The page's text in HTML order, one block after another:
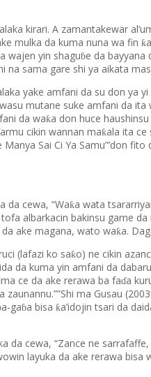
kirari. A zamantakewar
mulka da kuma nuna wa fin ƙ
wajen yin shaguɓe da bayyana
na sama gare shi ya aikata
yake amfani da su don ya yi
mutane suke amfani da ita
da waƙa don huce
cikin wannan maƙala ita ce
Sai Ci Ya Samu”’don
a da cewa, “Waƙa wata
albarkacin bakinsu game da
ake magana, wato waƙa.
(lafazi ko saƙo) ne cikin
da kuma yin amfani da
ce da ake rerawa ba faɗa
zaunannu.””Shi ma Gusau
a-gaɓa bisa ƙa’idojin tsari da
da cewa, “Zance ne
layuka da ake rerawa bisa